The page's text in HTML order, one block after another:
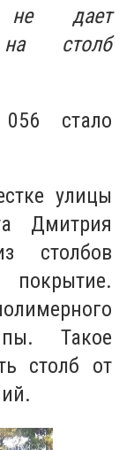
не дает
на столб
стало
улицы
Дмитрия
столбов
Такое
столб от